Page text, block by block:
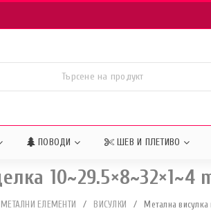
ПОВОДИ ШЕВ И ПЛЕТИВО
10~29.5×8~32×1~4
МЕТАЛНИ ЕЛЕМЕНТИ / ВИСУЛКИ / Метална